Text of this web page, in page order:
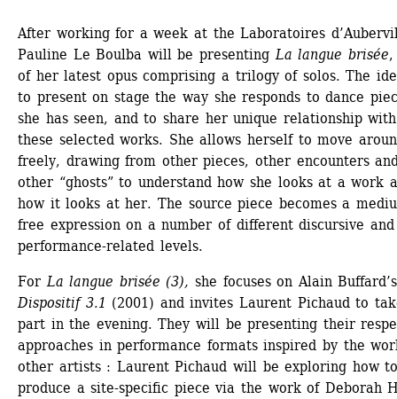
After working for a week at the Laboratoires
Pauline Le Boulba will be presenting La langue brisée,
of her latest opus comprising a trilogy of solos. The
to present on stage the way she responds to dance
she has seen, and to share her unique relationship with
these selected works. She allows herself to move
freely, drawing from other pieces, other encounters
other “ghosts” to understand how she looks at a work
how it looks at her. The source piece becomes a
free expression on a number of different discursive and
performance-related levels.
For La langue brisée (3), she focuses on Alain Buffard’s
Dispositif 3.1 (2001) and invites Laurent Pichaud to
part in the evening. They will be presenting their
approaches in performance formats inspired by the
other artists : Laurent Pichaud will be exploring how
produce a site-specific piece via the work of Deborah